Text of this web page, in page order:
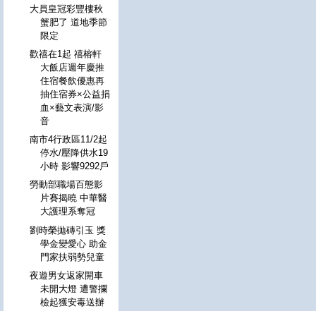
大員皇冠彩豐樓秋
蟹肥了 道地季節
限定
歡禧在1起 禧榕軒
大飯店週年慶推
住宿餐飲優惠再
抽住宿券×公益捐
血×藝文表演/影
音
南市4行政區11/2起
停水/壓降供水19
小時 影響9292戶
勞動部職場百態影
片賽揭曉 中華醫
大護理系奪冠
劉時榮拋磚引玉 獎
學金變愛心 助金
門家扶弱勢兒童
夜遊男女返家開車
未開大燈 遭警攔
檢起獲安毒送辦